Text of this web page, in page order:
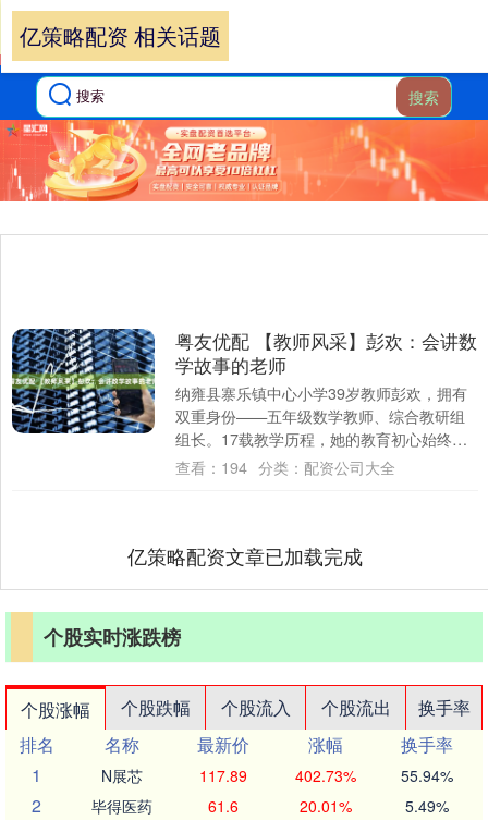
搜索
亿策略配资 相关话题
粤友优配 【教师风采】彭欢：会讲数
学故事的老师
纳雍县寨乐镇中心小学39岁教师彭欢，拥有
双重身份——五年级数学教师、综合教研组
组长。17载教学历程，她的教育初心始终如
一：“让数学成为孩子看得见的乐趣。”她用
查看： 194 分类： 配资公司大全
亿策略配资文章已加载完成
个股实时涨跌榜
个股涨幅 个股跌幅 个股流入 个股流出
换手率
排名
名称 最新价 涨幅
换手率
1
N展芯 117.89 402.73% 55.94%
2 毕得医药 61.6 20.01% 5.49%